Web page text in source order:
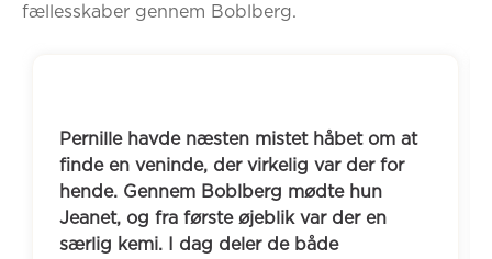
fællesskaber gennem Boblberg.
Pernille havde næsten mistet håbet om at
finde en veninde, der virkelig var der for
hende. Gennem Boblberg mødte hun
Jeanet, og fra første øjeblik var der en
særlig kemi. I dag deler de både